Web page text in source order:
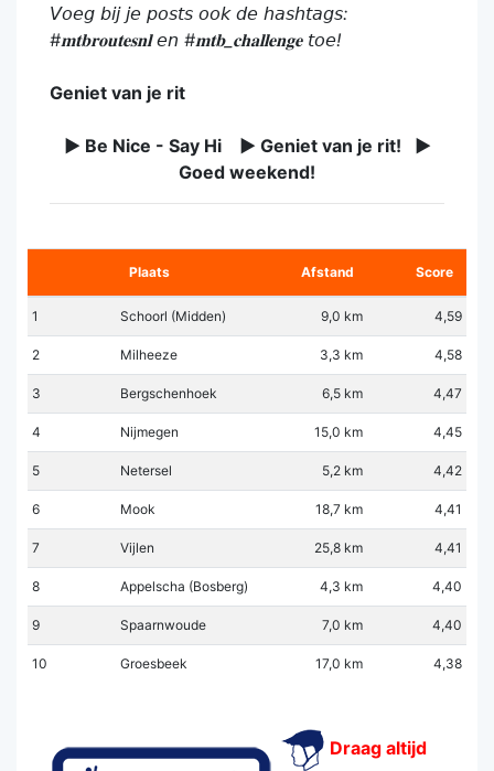
𝘝𝘰𝘦𝘨 𝘣𝘪𝘫 𝘫𝘦 𝘱𝘰𝘴𝘵𝘴 𝘰𝘰𝘬 𝘥𝘦 𝘩𝘢𝘴𝘩𝘵𝘢𝘨𝘴:
#𝐦𝐭𝐛𝐫𝐨𝐮𝐭𝐞𝐬𝐧𝐥 𝘦𝘯 #𝐦𝐭𝐛_𝐜𝐡𝐚𝐥𝐥𝐞𝐧𝐠𝐞 𝘵𝘰𝘦!
Geniet van je rit
► Be Nice - Say Hi ► Geniet van je rit! ►
Goed weekend!
Plaats Afstand Score
1 Schoorl (Midden) 9,0 km 4,59
2 Milheeze 3,3 km 4,58
3 Bergschenhoek 6,5 km 4,47
4 Nijmegen 15,0 km 4,45
5 Netersel 5,2 km 4,42
6 Mook 18,7 km 4,41
7 Vijlen 25,8 km 4,41
8 Appelscha (Bosberg) 4,3 km 4,40
9 Spaarnwoude 7,0 km 4,40
10 Groesbeek 17,0 km 4,38
Draag altijd